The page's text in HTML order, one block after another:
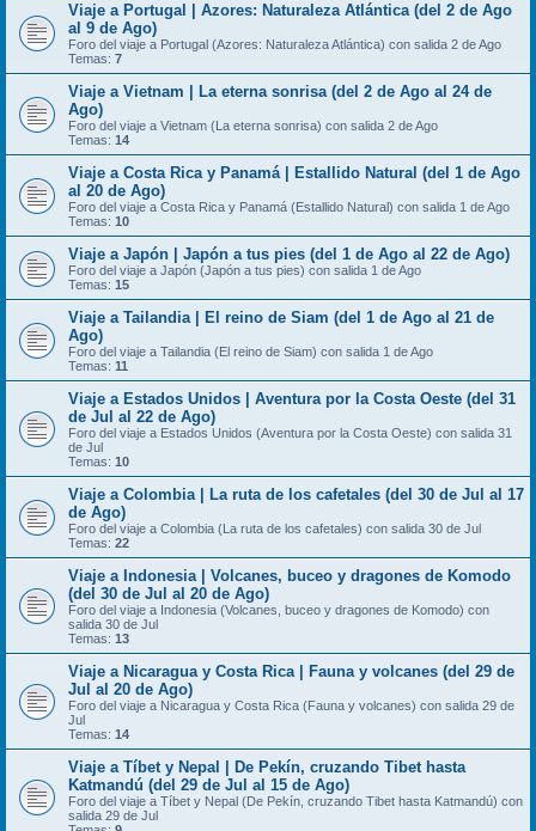
Viaje a Portugal | Azores: Naturaleza Atlántica (del 2 de Ago
al 9 de Ago)
Foro del viaje a Portugal (Azores: Naturaleza Atlántica) con salida 2 de Ago
Temas: 7
Viaje a Vietnam | La eterna sonrisa (del 2 de Ago al 24 de
Ago)
Foro del viaje a Vietnam (La eterna sonrisa) con salida 2 de Ago
Temas: 14
Viaje a Costa Rica y Panamá | Estallido Natural (del 1 de Ago
al 20 de Ago)
Foro del viaje a Costa Rica y Panamá (Estallido Natural) con salida 1 de Ago
Temas: 10
Viaje a Japón | Japón a tus pies (del 1 de Ago al 22 de Ago)
Foro del viaje a Japón (Japón a tus pies) con salida 1 de Ago
Temas: 15
Viaje a Tailandia | El reino de Siam (del 1 de Ago al 21 de
Ago)
Foro del viaje a Tailandia (El reino de Siam) con salida 1 de Ago
Temas: 11
Viaje a Estados Unidos | Aventura por la Costa Oeste (del 31
de Jul al 22 de Ago)
Foro del viaje a Estados Unidos (Aventura por la Costa Oeste) con salida 31
de Jul
Temas: 10
Viaje a Colombia | La ruta de los cafetales (del 30 de Jul al 17
de Ago)
Foro del viaje a Colombia (La ruta de los cafetales) con salida 30 de Jul
Temas: 22
Viaje a Indonesia | Volcanes, buceo y dragones de Komodo
(del 30 de Jul al 20 de Ago)
Foro del viaje a Indonesia (Volcanes, buceo y dragones de Komodo) con
salida 30 de Jul
Temas: 13
Viaje a Nicaragua y Costa Rica | Fauna y volcanes (del 29 de
Jul al 20 de Ago)
Foro del viaje a Nicaragua y Costa Rica (Fauna y volcanes) con salida 29 de
Jul
Temas: 14
Viaje a Tíbet y Nepal | De Pekín, cruzando Tibet hasta
Katmandú (del 29 de Jul al 15 de Ago)
Foro del viaje a Tíbet y Nepal (De Pekín, cruzando Tibet hasta Katmandú) con
salida 29 de Jul